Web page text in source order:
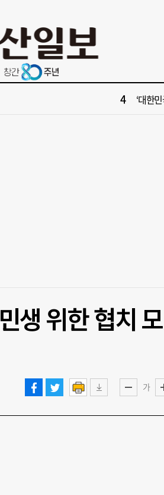
‘이사비· 생필품비’ 지원 [속보]
‘대
비 갈린 부산 의원들 6 “수영
생 위한 협치 모
가